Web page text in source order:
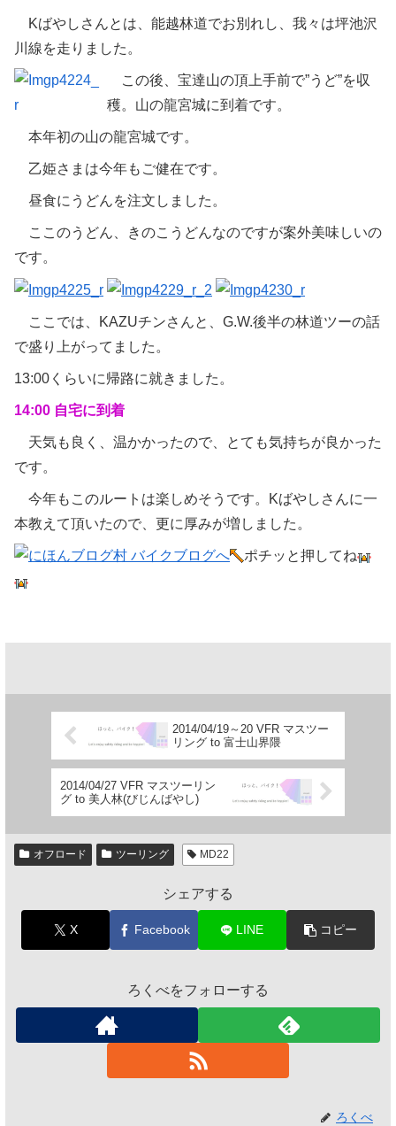
Kばやしさんとは、能越林道でお別れし、我々は坪池沢
川線を走りました。
この後、宝達山の頂上手前で”うど”を収
穫。山の龍宮城に到着です。
本年初の山の龍宮城です。
乙姫さまは今年もご健在です。
昼食にうどんを注文しました。
ここのうどん、きのこうどんなのですが案外美味しいの
です。
ここでは、KAZUチンさんと、G.W.後半の林道ツーの話
で盛り上がってました。
13:00くらいに帰路に就きました。
14:00 自宅に到着
天気も良く、温かかったので、とても気持ちが良かった
です。
今年もこのルートは楽しめそうです。Kばやしさんに一
本教えて頂いたので、更に厚みが増しました。
ポチッと押してね
2014/04/19～20 VFR マスツー
リング to 富士山界隈
2014/04/27 VFR マスツーリン
グ to 美人林(びじんばやし)
オフロード ツーリング MD22
シェアする
X Facebook LINE コピー
ろくべをフォローする
ろくべ